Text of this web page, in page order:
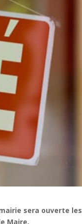
sera ouverte les
Maire.